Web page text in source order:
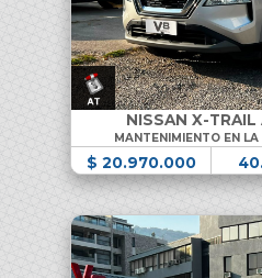
NISSAN X-TRAIL
MANTENIMIENTO EN
$ 20.970.000